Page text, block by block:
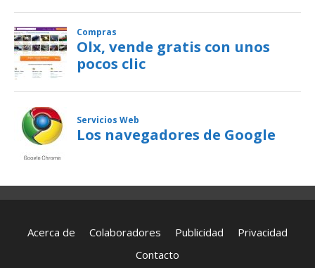
Acerca de Colaboradores Publicidad
Privacidad
Contacto